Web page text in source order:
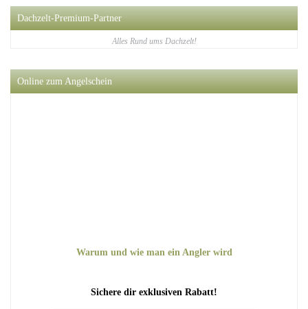
und persönliche Geschichten von Angelreisen mit Dachzelt.
Dachzelt-Premium-Partner
Alles Rund ums Dachzelt!
Online zum Angelschein
Warum und wie man ein Angler wird
Sichere dir exklusiven Rabatt!